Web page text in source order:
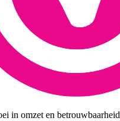
in omzet en betrouwbaarheid